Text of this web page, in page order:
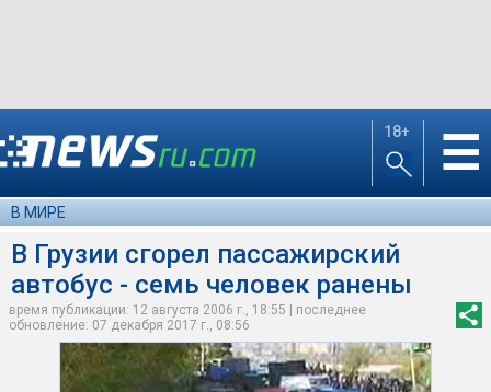
18+ ☰
В МИРЕ
В Грузии сгорел пассажирский
автобус - семь человек ранены
время публикации: 12 августа 2006 г., 18:55 | последнее
обновление: 07 декабря 2017 г., 08:56